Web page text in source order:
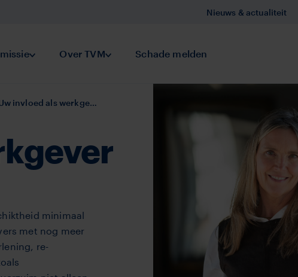
Submenu Zero emissie
Over TVMSubmenu Over TVM
Schade melden
Nieuws & actualiteit
invloed als werkgever bij verzuim
minimaal
met nog meer
re-